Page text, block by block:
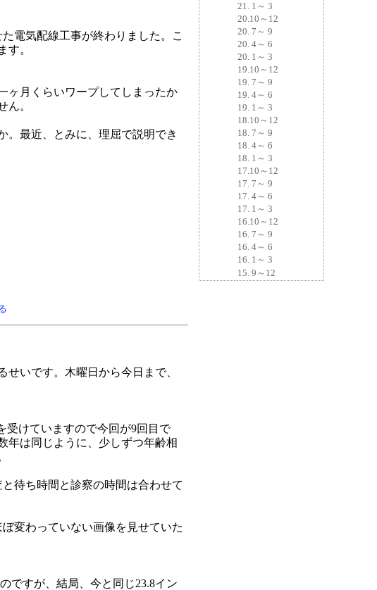
電気配線工事が終わりました。こ
す。
ヶ月くらいワープしてしまったか
ん。
。最近、とみに、理屈で説明でき
いです。木曜日から今日まで、
受けていますので今回が9回目で
年は同じように、少しずつ年齢相
待ち時間と診察の時間は合わせて
変わっていない画像を見せていた
ですが、結局、今と同じ23.8イン
21. 1～ 3
20.10～12
20. 7～ 9
20. 4～ 6
20. 1～ 3
19.10～12
19. 7～ 9
19. 4～ 6
19. 1～ 3
18.10～12
18. 7～ 9
18. 4～ 6
18. 1～ 3
17.10～12
17. 7～ 9
17. 4～ 6
17. 1～ 3
16.10～12
16. 7～ 9
16. 4～ 6
16. 1～ 3
15. 9～12